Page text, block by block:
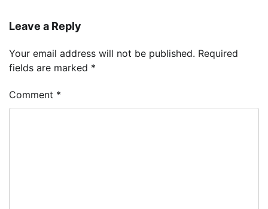
Leave a Reply
Your email address will not be published. Required
fields are marked *
Comment *